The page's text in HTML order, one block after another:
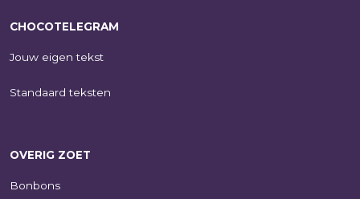
CHOCOTELEGRAM
Jouw eigen tekst
Standaard teksten
OVERIG ZOET
Bonbons